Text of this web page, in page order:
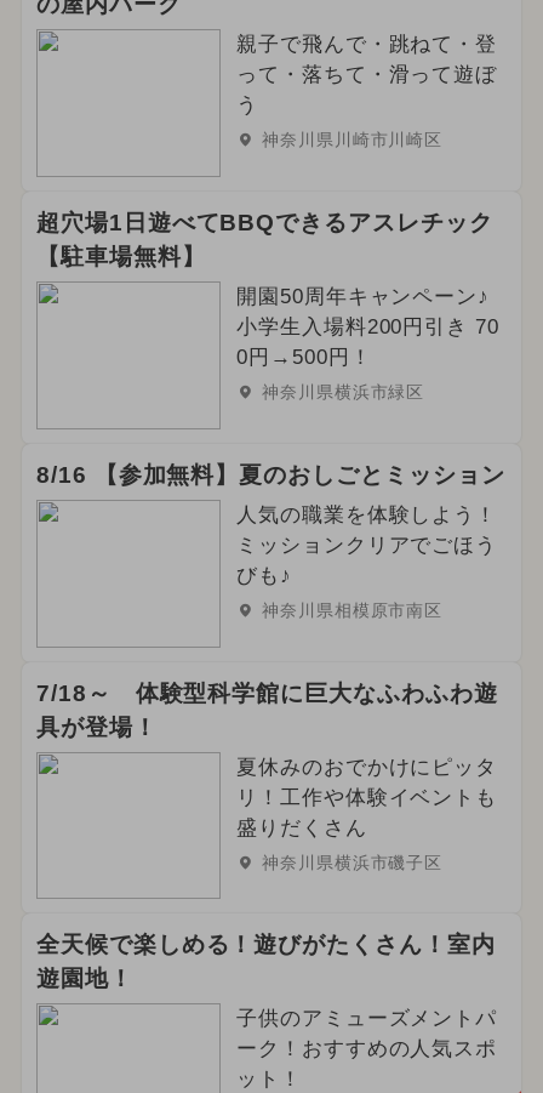
親子で飛んで・跳ねて・登
って・落ちて・滑って遊ぼ
う
神奈川県川崎市川崎区
超穴場1日遊べてBBQできるアスレチック
【駐車場無料】
開園50周年キャンペーン♪
小学生入場料200円引き 70
0円→500円！
神奈川県横浜市緑区
8/16 【参加無料】夏のおしごとミッション
人気の職業を体験しよう！
ミッションクリアでごほう
びも♪
神奈川県相模原市南区
7/18～ 体験型科学館に巨大なふわふわ遊
具が登場！
夏休みのおでかけにピッタ
リ！工作や体験イベントも
盛りだくさん
神奈川県横浜市磯子区
全天候で楽しめる！遊びがたくさん！室内
遊園地！
子供のアミューズメントパ
ーク！おすすめの人気スポ
ット！